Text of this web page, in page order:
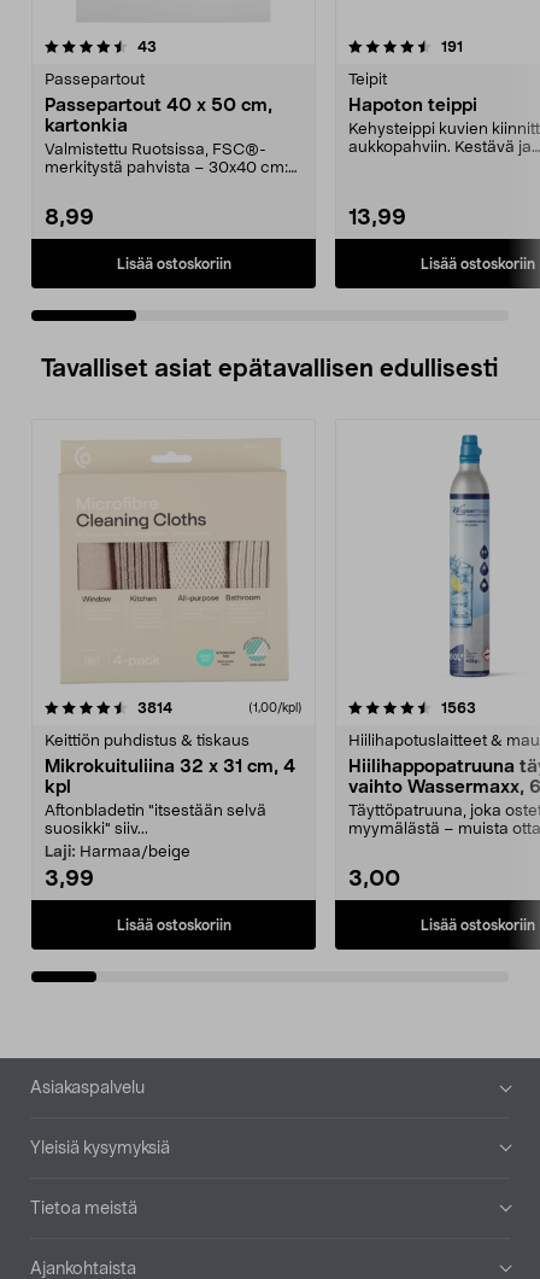
43
Passepartout
Passepartout 40 x 50 cm,
kartonkia
Valmistettu Ruotsissa, FSC®-
merkitystä pahvista – 30x40 cm:n
8,99
Lisää ostoskoriin
4.5 viidestä
191
Teipit
Hapoton teippi
Kehysteippi kuvien
aukkopahviin. Kestävä ja
13,99
Lisää ostoskoriin
4.5 viidestä
Tavalliset asiat epätavallisen edullisesti
3814arvostelut (1,00/kpl)
Keittiön puhdistus & tiskaus
Mikrokuituliina 32 x 31 cm, 4
kpl
Aftonbladetin "itsestään selvä
suosikki" siiv...
Laji: Harmaa/beige
3,99
Lisää ostoskoriin
4.5viidestä
1563
Hiilihapotuslaitteet &
Hiilihappopatruuna
vaihto Wassermaxx,
Täyttöpatruuna, joka
myymälästä – muista
3,00
Lisää ostoskoriin
4.5viidestä
Alatunniste
Asiakaspalvelu
Yleisiä kysymyksiä
Tietoa meistä
Ajankohtaista